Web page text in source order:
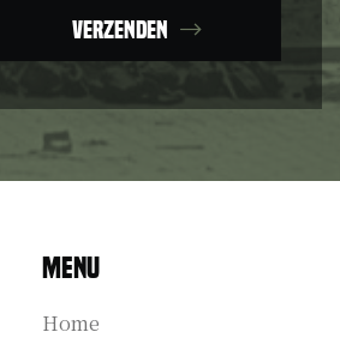
Verzenden
Menu
Home